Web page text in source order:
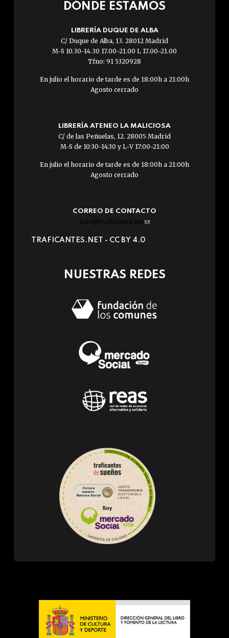
DÓNDE ESTAMOS
LIBRERÍA DUQUE DE ALBA
C/ Duque de Alba, 13. 28012 Madrid
M-S 10.30-14.30 17.00-21.00 L 17.00-21.00
Tfno: 91 5320928
En julio el horario de tarde es de 18:00h a 21:00h
Agosto cerrado
LIBRERÍA ATENEO LA MALICIOSA
C/ de las Peñuelas, 12. 28005 Madrid
M-S de 10:30-14:30 y L-V 17:00-21:00
En julio el horario de tarde es de 18:00h a 21:00h
Agosto cerrado
CORREO DE CONTACTO
info@traficantes.net (link
e-
TRAFICANTES.NET - CC BY 4.0
NUESTRAS REDES